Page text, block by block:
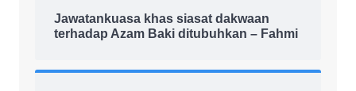
Jawatankuasa khas siasat dakwaan
terhadap Azam Baki ditubuhkan – Fahmi